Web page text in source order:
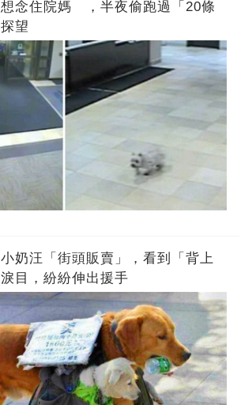
念住院媽 ，半夜偷跑過「20條
望
奶汪「街頭販賣」，看到「背上
目，紛紛伸出援手